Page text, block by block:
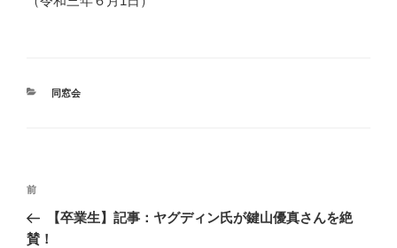
カ
同窓会
投
ナ
前
の
投
前
【卒業生】記事：ヤグディン氏が鍵山優真さんを絶
賛！